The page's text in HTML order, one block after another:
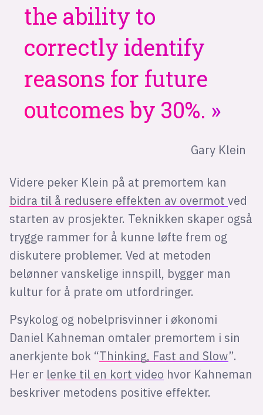
the ability to
correctly identify
reasons for future
outcomes by 30%.
Gary Klein
Videre peker Klein på at premortem kan
bidra til å redusere effekten av overmot ved
starten av prosjekter. Teknikken skaper også
trygge rammer for å kunne løfte frem og
diskutere problemer. Ved at metoden
belønner vanskelige innspill, bygger man
kultur for å prate om utfordringer.
Psykolog og nobelprisvinner i økonomi
Daniel Kahneman omtaler premortem i sin
anerkjente bok “Thinking, Fast and Slow”.
Her er lenke til en kort video hvor Kahneman
beskriver metodens positive effekter.